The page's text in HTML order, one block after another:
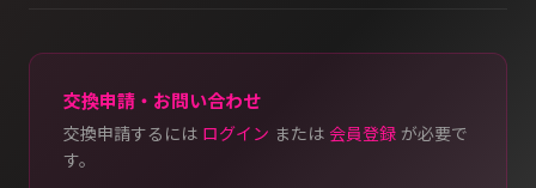
交換申請・お問い合わせ
交換申請するには ログイン または 会員登録 が必要で
す。